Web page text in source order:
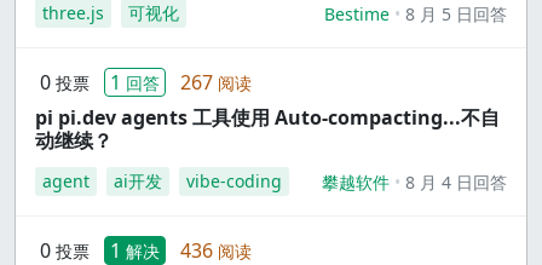
three.js 可视化 Bestime 8 月 5 日回答
0 投票 1 回答 267 阅读
pi pi.dev agents 工具使用 Auto-compacting...不自
动继续？
agent ai开发 vibe-coding 攀越软件 8 月 4 日回答
0 投票 1 解决 436 阅读